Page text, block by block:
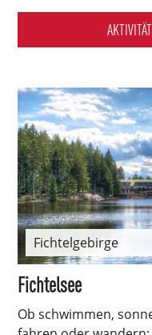
Fichtelgebirge
Fichtelsee
Ob schwimmen,